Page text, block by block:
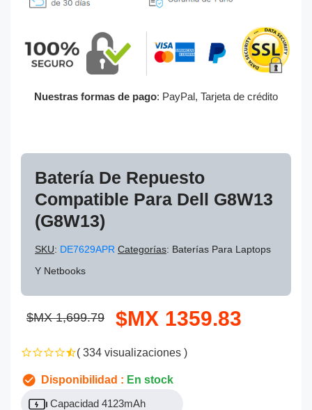
Nuestras formas de pago: PayPal, Tarjeta de crédito
Batería De Repuesto
Compatible Para Dell G8W13
(G8W13)
SKU: DE7629APR Categorías: Baterías Para Laptops
Y Netbooks
$MX 1,699.79 $MX 1359.83
( 334 visualizaciones )
Disponibilidad : En stock
Capacidad 4123mAh